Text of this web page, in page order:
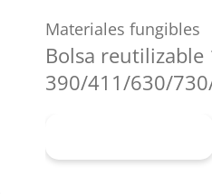
Materiales fungibles
Bolsa reutilizable
390/411/630/